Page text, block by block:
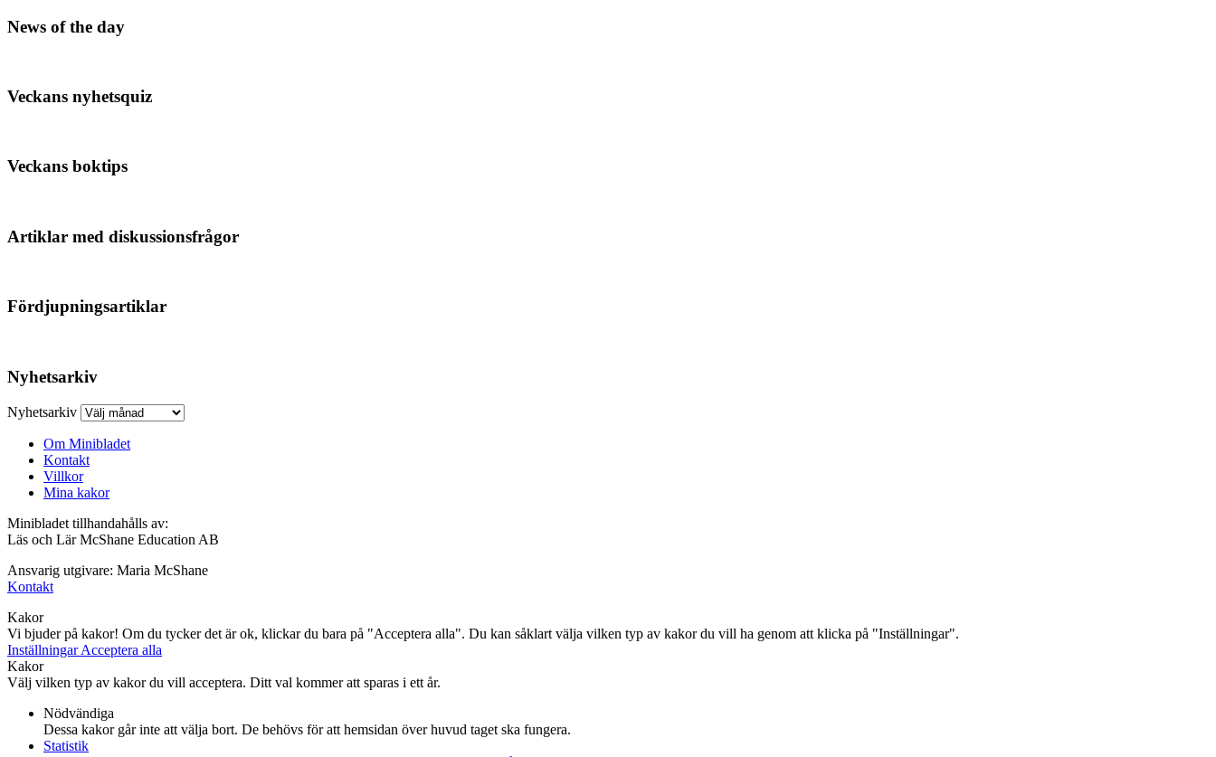
News of the day
Veckans nyhetsquiz
Veckans boktips
Artiklar med diskussionsfrågor
Fördjupningsartiklar
Nyhetsarkiv
Nyhetsarkiv
Om Minibladet
Kontakt
Villkor
Mina kakor
Minibladet tillhandahålls av:
Läs och Lär McShane Education AB
Ansvarig utgivare: Maria McShane
Kontakt
Kakor
Vi bjuder på kakor! Om du tycker det är ok, klickar du bara på "Acceptera alla". Du kan såklart välja vilken typ av kakor du vill ha genom att klicka på "Inställningar".
InställningarAcceptera alla
Kakor
Välj vilken typ av kakor du vill acceptera. Ditt val kommer att sparas i ett år.
Nödvändiga
Dessa kakor går inte att välja bort. De behövs för att hemsidan över huvud taget ska fungera.
Statistik